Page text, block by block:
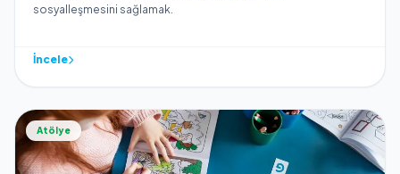
sosyalleşmesini sağlamak.
İncele
Atölye